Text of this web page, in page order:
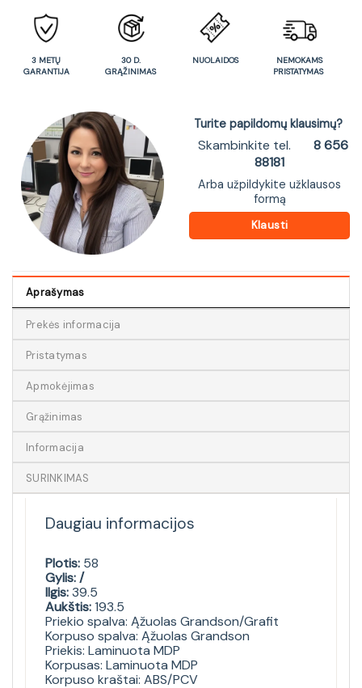
3 METŲ
GARANTIJA
30 D.
GRĄŽINIMAS
NUOLAIDOS
NEMOKAMS
PRISTATYMAS
Turite papildomų klausimų?
Skambinkite tel.
8 656
88181
Arba užpildykite užklausos
formą
Klausti
Aprašymas
Prekės informacija
Pristatymas
Apmokėjimas
Grąžinimas
Informacija
SURINKIMAS
Daugiau informacijos
Plotis: 58
Gylis: /
Ilgis:39.5
Aukštis:193.5
Priekio spalva: Ąžuolas Grandson/Grafit
Korpuso spalva: Ąžuolas Grandson
Priekis: Laminuota MDP
Korpusas: Laminuota MDP
Korpuso kraštai: ABS/PCV